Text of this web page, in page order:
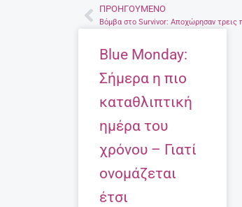
Prev
ΠΡΟΗΓΟΎΜΕΝΟ
Βόμβα στο Survivor: Αποχώρησαν τρεις
Blue Monday:
Σήμερα η πιο
καταθλιπτική
ημέρα του
χρόνου – Γιατί
ονομάζεται
έτσι